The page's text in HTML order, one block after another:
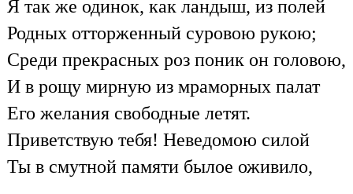
Я так же одинок, как ландыш, из полей
Родных отторженный суровою рукою;
Среди прекрасных роз поник он головою,
И в рощу мирную из мраморных палат
Его желания свободные летят.
Приветствую тебя! Неведомою силой
Ты в смутной памяти былое оживило,